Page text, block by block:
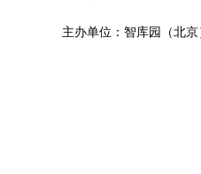
主办单位：智库园（北